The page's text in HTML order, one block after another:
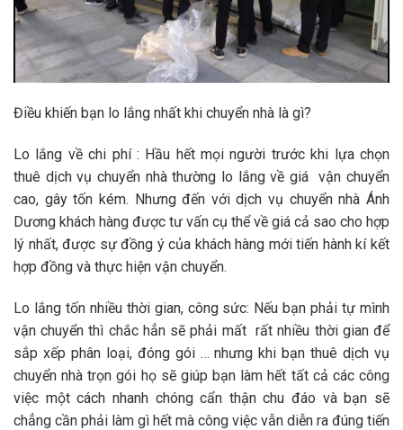
Điều khiến bạn lo lắng nhất khi chuyển nhà là gì?
Lo lắng về chi phí : Hầu hết mọi người trước khi lựa chọn
thuê dịch vụ chuyển nhà thường lo lắng về giá vận chuyển
cao, gây tốn kém. Nhưng đến với dịch vụ chuyển nhà Ánh
Dương khách hàng được tư vấn cụ thể về giá cả sao cho hợp
lý nhất, được sự đồng ý của khách hàng mới tiến hành kí kết
hợp đồng và thực hiện vận chuyển.
Lo lắng tốn nhiều thời gian, công sức: Nếu bạn phải tự mình
vận chuyển thì chắc hẳn sẽ phải mất rất nhiều thời gian để
sắp xếp phân loại, đóng gói … nhưng khi bạn thuê dịch vụ
chuyển nhà trọn gói họ sẽ giúp bạn làm hết tất cả các công
việc một cách nhanh chóng cẩn thận chu đáo và bạn sẽ
chẳng cần phải làm gì hết mà công việc vẫn diễn ra đúng tiến